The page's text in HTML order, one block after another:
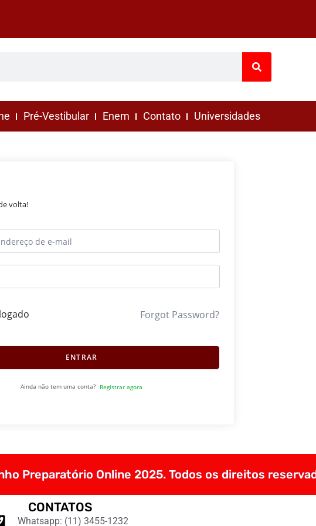
Pré-Vestibular Enem Contato Universidades
volta!
Forgot Password?
ENTRAR
Ainda não tem uma conta? Registrar agora
Preparatório Online 2025. Todos os direitos
CONTATOS
Whatsapp: (11) 3455-1232